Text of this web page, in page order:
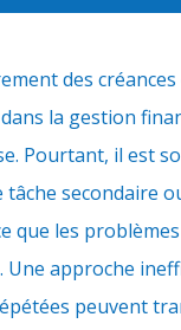
des
la gestion
Pourtant, il est
tâche secondaire
que les
Une approche
peuvent